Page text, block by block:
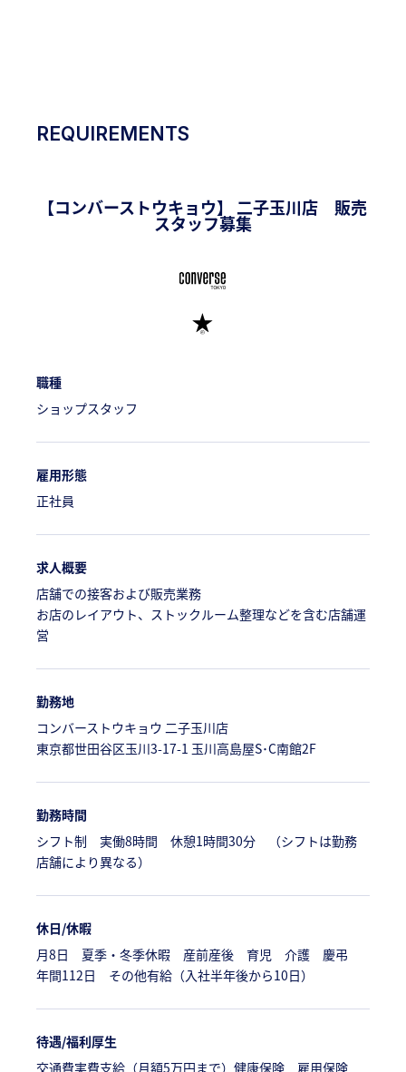
REQUIREMENTS
【コンバーストウキョウ】 二子玉川店 販売
スタッフ募集
職種
ショップスタッフ
雇用形態
正社員
求人概要
店舗での接客および販売業務
お店のレイアウト、ストックルーム整理などを含む店舗運
営
勤務地
コンバーストウキョウ 二子玉川店
東京都世田谷区玉川3-17-1 玉川高島屋S･C南館2F
勤務時間
シフト制 実働8時間 休憩1時間30分 （シフトは勤務
店舗により異なる）
休日/休暇
月8日 夏季・冬季休暇 産前産後 育児 介護 慶弔
年間112日 その他有給（入社半年後から10日）
待遇/福利厚生
交通費実費支給（月額5万円まで）健康保険 雇用保険